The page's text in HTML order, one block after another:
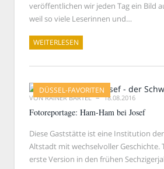
veröffentlichen wir jeden Tag ein Bild
weil so viele Leserinnen und…
WEITERLESEN
DÜSSEL-FAVORITEN
VONRAINER BARTEL 18.08.2016
Fotoreportage: Ham-Ham bei Josef
Diese Gaststätte ist eine Institution
Altstadt mit wechselvoller Geschichte.
erste Version in den frühen